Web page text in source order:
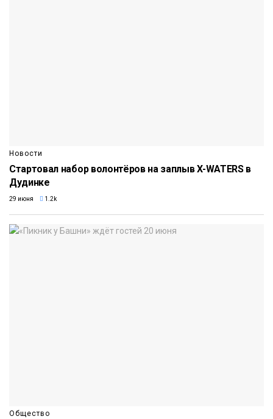
Новости
Стартовал набор волонтёров на заплыв X-WATERS в
Дудинке
29 июня 1.2k
Общество